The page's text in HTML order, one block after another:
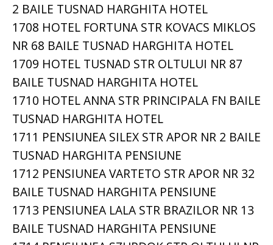
2 BAILE TUSNAD HARGHITA HOTEL
1708 HOTEL FORTUNA STR KOVACS MIKLOS
NR 68 BAILE TUSNAD HARGHITA HOTEL
1709 HOTEL TUSNAD STR OLTULUI NR 87
BAILE TUSNAD HARGHITA HOTEL
1710 HOTEL ANNA STR PRINCIPALA FN BAILE
TUSNAD HARGHITA HOTEL
1711 PENSIUNEA SILEX STR APOR NR 2 BAILE
TUSNAD HARGHITA PENSIUNE
1712 PENSIUNEA VARTETO STR APOR NR 32
BAILE TUSNAD HARGHITA PENSIUNE
1713 PENSIUNEA LALA STR BRAZILOR NR 13
BAILE TUSNAD HARGHITA PENSIUNE